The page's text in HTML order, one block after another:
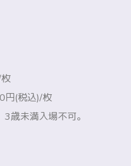
円(税込)/枚
未満入場不可。